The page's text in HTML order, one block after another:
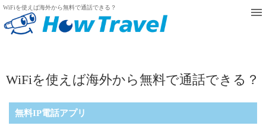
WiFiを使えば海外から無料で通話できる？
WiFiを使えば海外から無料で通話できる？
無料IP電話アプリ